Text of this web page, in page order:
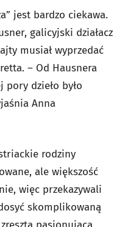
jest bardzo ciekawa.
galicyjski działacz
musiał wyprzedać
– Od Hausnera
dzieło było
Anna
rodziny
ale większość
więc przekazywali
skomplikowaną